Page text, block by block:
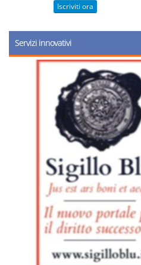
Iscriviti ora
Servizi innovativi